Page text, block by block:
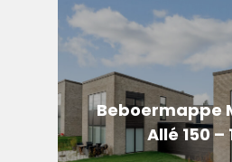
Beboermappe
Allé 150 –